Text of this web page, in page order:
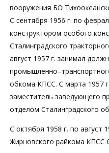
вооружения БО
С сентября 1956 г. по
конструктором особого
Сталинградского
август 1957 г. занимал
обкома КПСС. С марта 1957
заместитель заведующего
отделом Сталинградского
С октября 1958 г. по август
Жирновского райкома КПСС